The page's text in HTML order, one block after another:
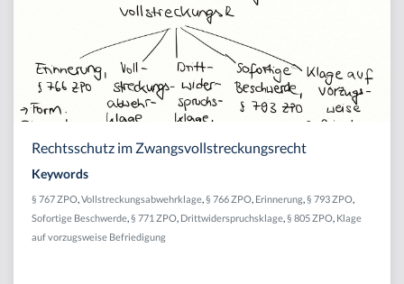
Rechtsschutz im Zwangsvollstreckungsrecht
Keywords
§ 767 ZPO Vollstreckungsabwehrklage § 766 ZPO Erinnerung § 793 ZPO
Sofortige Beschwerde § 771 ZPO Drittwiderspruchsklage § 805 ZPO Klage
auf vorzugsweise Befriedigung